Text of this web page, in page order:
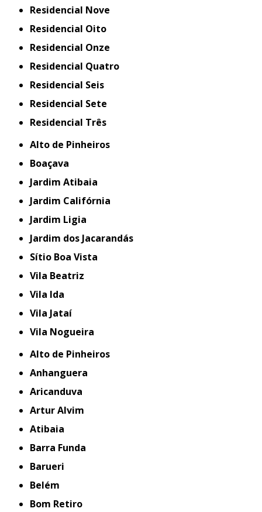
Residencial Nove
Residencial Oito
Residencial Onze
Residencial Quatro
Residencial Seis
Residencial Sete
Residencial Três
Alto de Pinheiros
Boaçava
Jardim Atibaia
Jardim Califórnia
Jardim Ligia
Jardim dos Jacarandás
Sítio Boa Vista
Vila Beatriz
Vila Ida
Vila Jataí
Vila Nogueira
Alto de Pinheiros
Anhanguera
Aricanduva
Artur Alvim
Atibaia
Barra Funda
Barueri
Belém
Bom Retiro